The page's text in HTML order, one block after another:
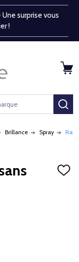
surprise vous
!
Brillance Spray